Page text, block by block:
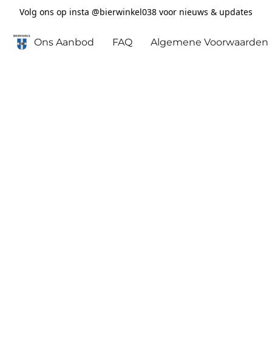
Volg ons op insta @bierwinkel038 voor nieuws & updates
Ons Aanbod FAQ Algemene Voorwaarden